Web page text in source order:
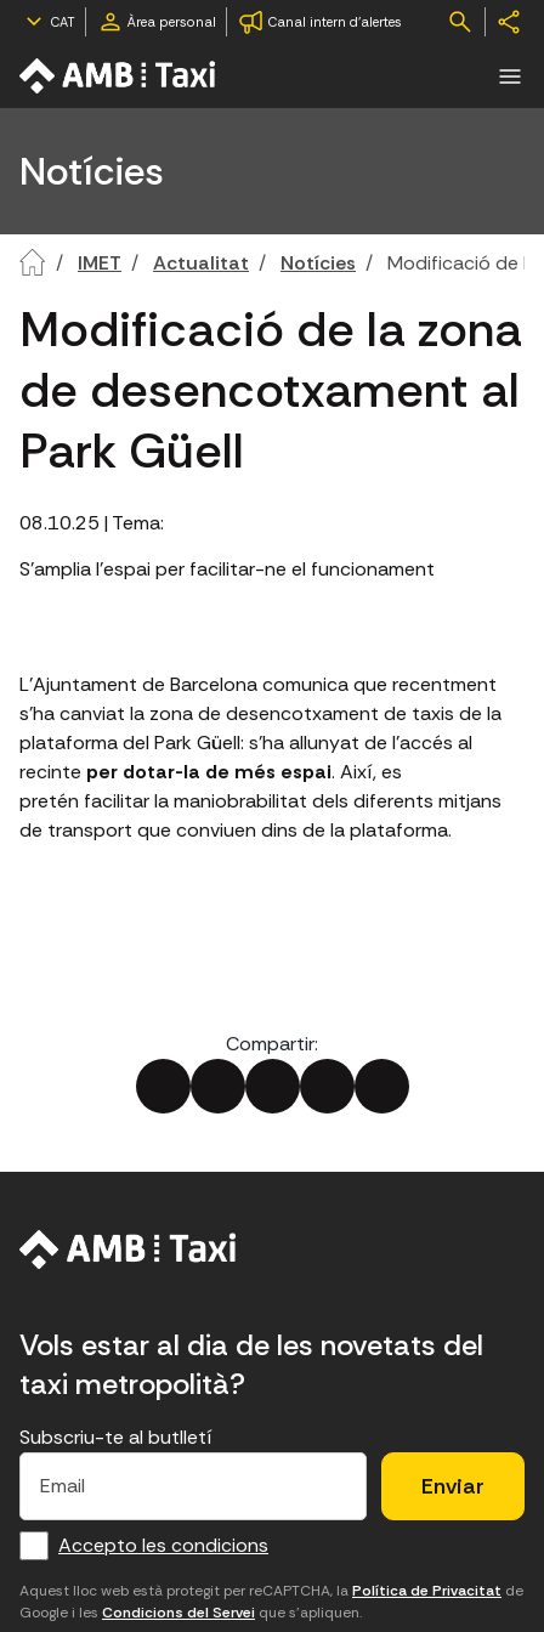
CAT Àrea personal Canal intern d'alertes
Notícies
IMET Actualitat Notícies Modificació de la
Modificació de la zona
de desencotxament al
Park Güell
08.10.25 | Tema:
S'amplia l'espai per facilitar-ne el funcionament
L’Ajuntament de Barcelona comunica que recentment
s’ha canviat la zona de desencotxament de taxis de la
plataforma del Park Güell: s'ha allunyat de l'accés al
recinte per dotar-la de més espai. Així, es
pretén facilitar la maniobrabilitat dels diferents mitjans
de transport que conviuen dins de la plataforma.
Compartir:
Vols estar al dia de les novetats del
taxi metropolità?
E
f
o
r
m
E
c
a
m
p
H
u
d
'
a
×
Subscriu-te al butlletí
E
a
i
Accepto les condicions
Aquest lloc web està protegit per reCAPTCHA, laPolítica de Privacitat de
Google i les Condicions del Servei que s'apliquen.